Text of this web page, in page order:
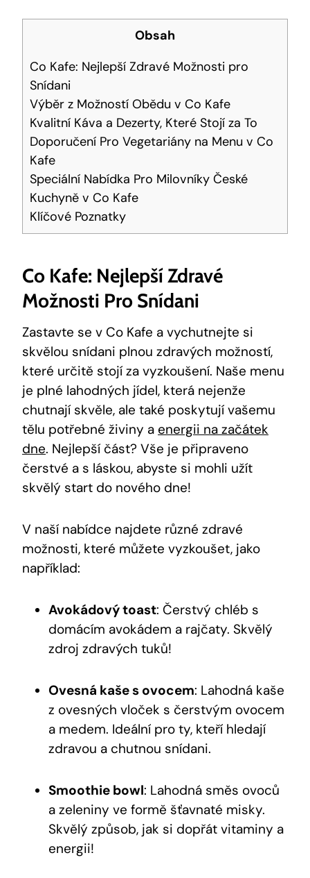
Obsah
Co Kafe: Nejlepší Zdravé Možnosti pro
Snídani
Výběr z Možností Obědu v Co Kafe
Kvalitní Káva a Dezerty, Které Stojí za To
Doporučení Pro Vegetariány na Menu v Co
Kafe
Speciální Nabídka Pro Milovníky České
Kuchyně v Co Kafe
Klíčové Poznatky
Co Kafe: Nejlepší Zdravé
Možnosti Pro Snídani
Zastavte se v Co Kafe a vychutnejte si
skvělou snídani plnou zdravých možností,
které určitě stojí za vyzkoušení. Naše menu
je plné lahodných jídel, která nejenže
chutnají skvěle, ale také poskytují vašemu
tělu potřebné živiny a energii na začátek
dne. Nejlepší část? Vše je připraveno
čerstvé a s láskou, abyste si mohli užít
skvělý start do nového dne!
V naší nabídce najdete různé zdravé
možnosti, které můžete vyzkoušet, jako
například:
Avokádový toast: Čerstvý chléb s
domácím avokádem a rajčaty. Skvělý
zdroj zdravých tuků!
Ovesná kaše s ovocem: Lahodná kaše
z ovesných vloček s čerstvým ovocem
a medem. Ideální pro ty, kteří hledají
zdravou a chutnou snídani.
Smoothie bowl: Lahodná směs ovoců
a zeleniny ve formě šťavnaté misky.
Skvělý způsob, jak si dopřát vitaminy a
energii!